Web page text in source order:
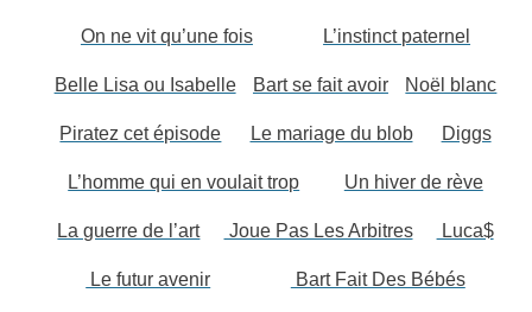
On ne vit qu’une fois L’instinct paternel
Belle Lisa ou Isabelle Bart se fait avoir Noël blanc
Piratez cet épisode Le mariage du blob Diggs
L’homme qui en voulait trop Un hiver de rève
La guerre de l’art Joue Pas Les Arbitres Luca$
Le futur avenir Bart Fait Des Bébés